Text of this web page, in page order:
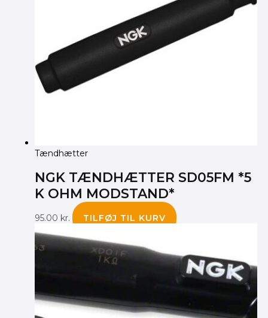
Tændhætter
NGK TÆNDHÆTTER SD05FM *5
K OHM MODSTAND*
95.00 kr. TILFØJ TIL KURV